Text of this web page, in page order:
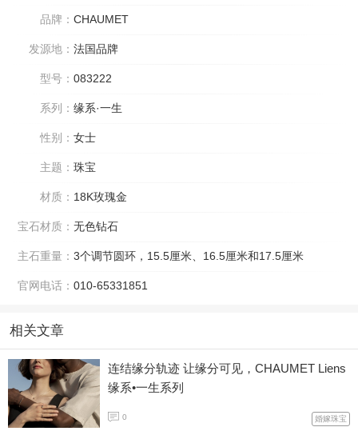
品牌： CHAUMET
发源地： 法国品牌
型号： 083222
系列： 缘系·一生
性别： 女士
主题： 珠宝
材质： 18K玫瑰金
宝石材质： 无色钻石
主石重量： 3个调节圆环，15.5厘米、16.5厘米和17.5厘米
官网电话： 010-65331851
相关文章
连结缘分轨迹 让缘分可见，CHAUMET Liens
缘系•一生系列
0 婚嫁珠宝